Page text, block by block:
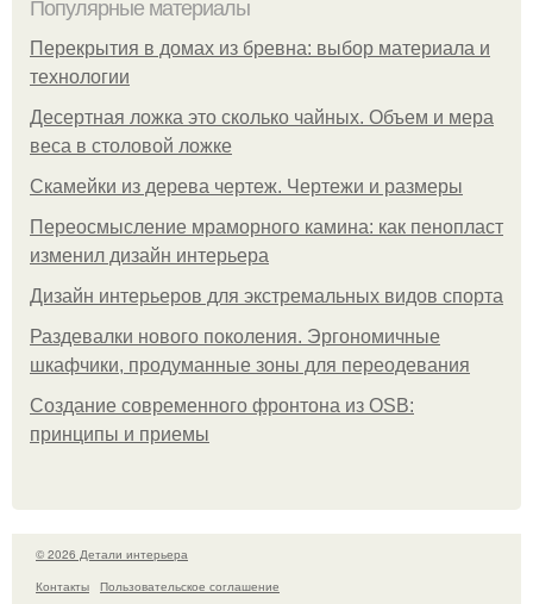
Популярные материалы
Перекрытия в домах из бревна: выбор материала и
технологии
Десертная ложка это сколько чайных. Объем и мера
веса в столовой ложке
Скамейки из дерева чертеж. Чертежи и размеры
Переосмысление мраморного камина: как пенопласт
изменил дизайн интерьера
Дизайн интерьеров для экстремальных видов спорта
Раздевалки нового поколения. Эргономичные
шкафчики, продуманные зоны для переодевания
Создание современного фронтона из OSB:
принципы и приемы
© 2026 Детали интерьера
Контакты
Пользовательское соглашение